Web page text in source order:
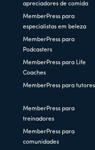
apreciadores de comida
MemberPress para
especialistas em beleza
MemberPress para
Podcasters
MemberPress para Life
Coaches
MemberPress para tutores
MemberPress para
treinadores
MemberPress para
comunidades